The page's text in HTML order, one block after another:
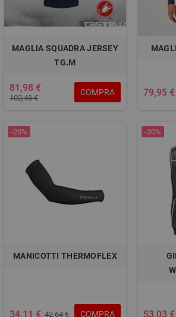
MAGLIA SQUADRA JERSEY
TG.M
81,98 €
102,48 €
COMPRA 79,95 €
-20%
MANICOTTI THERMOFLEX
34,11 € 42,64 € COMPRA
-30%
53,03 €